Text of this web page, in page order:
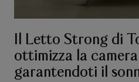
Il Letto Strong di
ottimizza la
garantendoti il